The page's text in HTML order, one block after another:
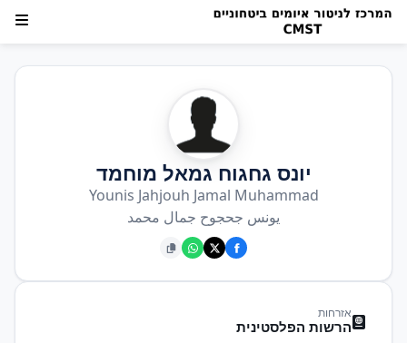
יונס גחגוח גמאל מוחמד
Younis Jahjouh Jamal Muhammad
يونس جحجوح جمال محمد
אזרחות
הרשות הפלסטינית